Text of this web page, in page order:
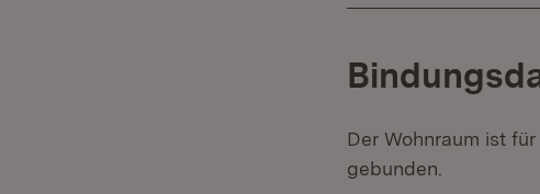
Der Wohnraum ist
gebunden.